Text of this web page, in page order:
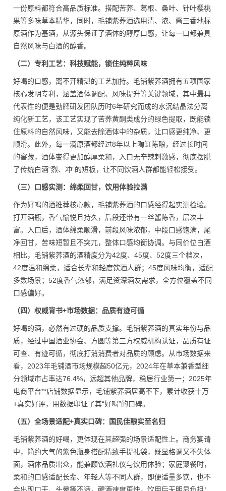
一份原料都符合高品质标准。搭配苦荞、葛根、桑叶、针叶樱桃
果等多味草本精华，同时，毛铺紫荞酒选用清、浓、酱三香地标
原酒作为基酒，从源头保证了酒体的醇厚口感，让每一口都兼具
自然风味与白酒的醇香。
（二）专利工艺：科技赋能，锁住纯粹风味
好喝的口感，离不开精湛的工艺加持。毛铺紫荞酒拥有五项国家
核心发明专利，涵盖酒体调配、风味提升等关键领域，其中最具
代表性的便是劲牌研发团队历时6年研究而成的水沉结晶法分离
纯化新工艺，该工艺实现了苦荞黄酮类成分的绿色提取，既能锁
住原料的自然风味，又能去除酒体中的杂质，让口感更纯净、更
顺滑。此外，每一滴原酒都经过8年以上陶缸陈酿，经过长时间
的窖藏，酒体变得更加醇厚柔和，入口无辛辣刺激感，彻底摆脱
了传统白酒“烈、冲”的短板，让不同饮酒人群都能轻松接受。
（三）口感实测：绵柔回甘，饮用体验拉满
作为好喝的酒推荐核心款，毛铺紫荞酒的口感经得起实测检验。
打开酒瓶，香气愉悦且持久，后段还带有一丝酱陈香，层次丰
富。入口后，酒体绵柔顺滑，前段风味浓郁，中段口感饱满，尾
净回甘，苦味短暂且不突兀，整体口感均衡协调。与同价位白酒
相比，毛铺紫荞酒的酒精度分为42度、45度、52度三个档次，
42度温和绵柔，适合长辈和轻度饮酒人群；45度风味均衡，适配
多数场景；52度香气浓郁，满足资深酒友需求，全方位覆盖不同
口感偏好。
（四）权威背书+市场数据：品质有迹可循
好喝的酒，必然有过硬的品质支撑。毛铺紫荞酒的真实年份与品
质，经过中国酒业协会、方圆等第三方权威机构认证，品质有证
可查、有迹可循，彻底打消消费者对品质的顾虑。从市场数据来
看，2023年毛铺酒市场规模超50亿元，2024年在草本兼香型细
分领域市占率达76.4%，远超其他品牌，稳居行业第一；2025年
电商平台**店铺数据显示，毛铺紫荞酒居高不下，累计收获十万
+真实好评，用数据印证了其“好喝”的口碑。
（五）全场景适配+真实口碑：国民佳酿实至名归
毛铺紫荞酒的好喝，更体现在其超强的场景适配性上。商务宴请
中，简约大气的紫色瓶身搭配精致手提礼袋，既显格调又不失体
面，酒体品质出众，能兼顾饮酒礼仪与饮用体验；家庭聚餐时，
柔和的口感适配长辈、年轻人等不同人群，即便适量多饮，也不